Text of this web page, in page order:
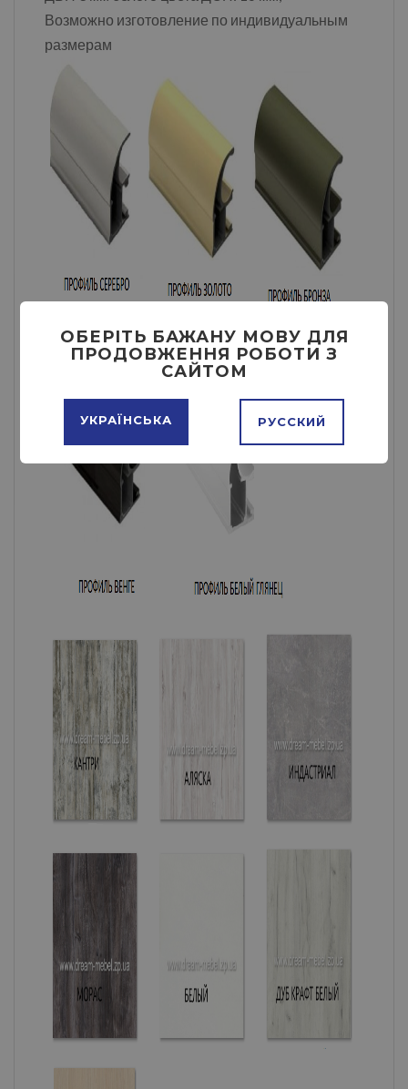
Возможно изготовление по индивидуальным
размерам
ОБЕРІТЬ БАЖАНУ МОВУ ДЛЯ
ПРОДОВЖЕННЯ РОБОТИ З
САЙТОМ
УКРАЇНСЬКА РУССКИЙ